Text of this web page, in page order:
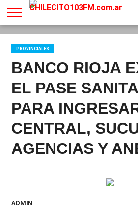
INICIO
EN
VIVO
PROGRAMACION
CONTACTO
PROVINCIALES
BANCO RIOJA
EL PASE
PARA
CENTRAL,
AGENCIAS Y
ADMIN